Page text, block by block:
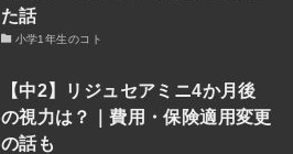
た話
小学1年生のコト
【中2】リジュセアミニ4か月後
の視力は？｜費用・保険適用変更
の話も